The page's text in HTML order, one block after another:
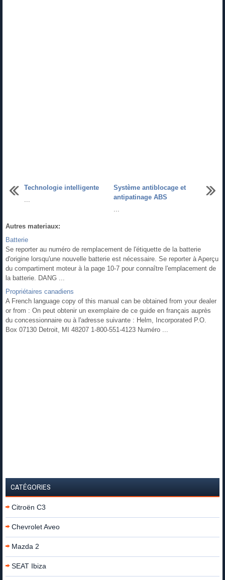
Technologie intelligente
...
Système antiblocage et
antipatinage ABS
...
Autres materiaux:
Batterie
Se reporter au numéro de remplacement de l'étiquette de la batterie
d'origine lorsqu'une nouvelle batterie est nécessaire. Se reporter à Aperçu
du compartiment moteur à la page 10‑7 pour connaître l'emplacement de
la batterie. DANG ...
Propriétaires canadiens
A French language copy of this manual can be obtained from your dealer
or from : On peut obtenir un exemplaire de ce guide en français auprès
du concessionnaire ou à l'adresse suivante : Helm, Incorporated P.O.
Box 07130 Detroit, MI 48207 1-800-551-4123 Numéro ...
CATÉGORIES
Citroën C3
Chevrolet Aveo
Mazda 2
SEAT Ibiza